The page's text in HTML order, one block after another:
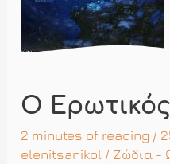
Ο Ερωτικός
2 minutes of reading /
elenitsanikol / Ζώδια -